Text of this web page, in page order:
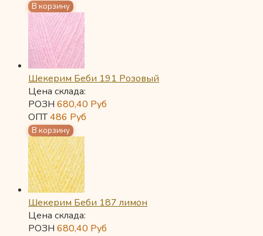
Шекерим Беби 191 Розовый
Цена склада:
РОЗН 680,40 Руб
ОПТ486 Руб
Шекерим Беби 187 лимон
Цена склада:
РОЗН 680,40 Руб